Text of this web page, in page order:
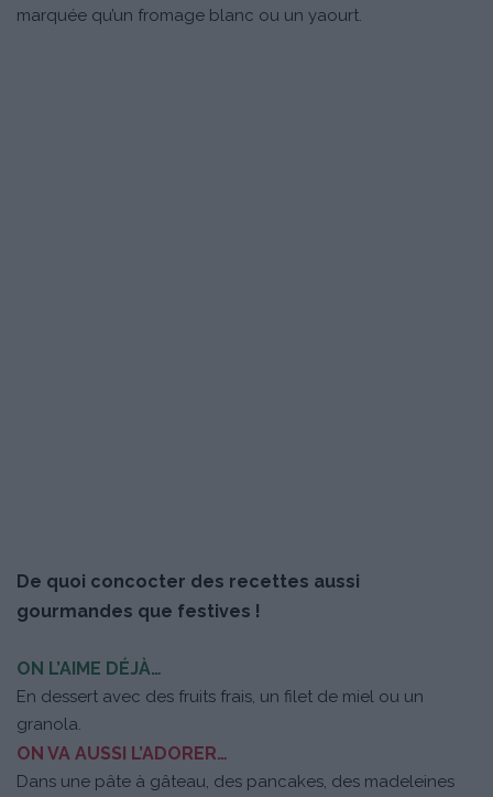
marquée qu’un fromage blanc ou un yaourt.
De quoi concocter des recettes aussi
gourmandes que festives !
ON L’AIME DÉJÀ…
En dessert avec des fruits frais, un filet de miel ou un
granola.
ON VA AUSSI L’ADORER…
Dans une pâte à gâteau, des pancakes, des madeleines